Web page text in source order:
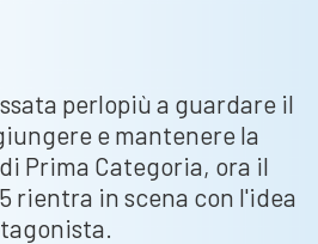
perlopiù a guardare il
e mantenere la
Prima Categoria, ora il
rientra in scena con l'idea